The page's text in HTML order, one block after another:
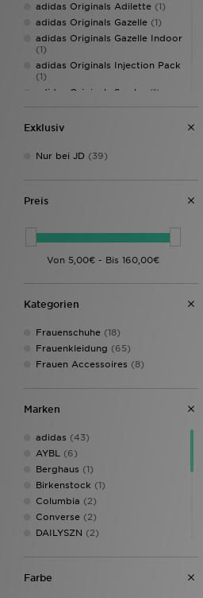
adidas Originals Adilette (1)
adidas Originals Gazelle (1)
adidas Originals Gazelle Indoor
(1)
adidas Originals Injection Pack
(1)
adidas Originals Samba
(1)
adidas Womens(1)
Birkenstock Arizona
Converse Chuck Taylor All Star
New Balance 204L(1)
New Balance ABZORB
Nike Air Force 1 '07(1)
Nike Phoenix
Nike Phoenix Shox (1)
Nike Shox Z
(1)
Style Obsessed(1)
Exklusiv
Nur bei JD (39)
Preis
Kategorien
Frauenschuhe (18)
Frauenkleidung (65)
Frauen Accessoires (8)
Marken
adidas (43)
AYBL
(6)
Berghaus (1)
Birkenstock (1)
Columbia (2)
Converse (2)
DAILYSZN (2)
LEVI'S
Farbe